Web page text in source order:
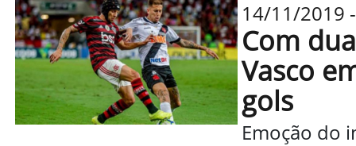
14/11/2019
Com
Vasco
gols
Emoção do